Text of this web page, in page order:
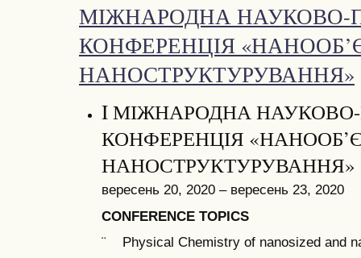
МІЖНАРОДНА НАУКОВО-
КОНФЕРЕНЦІЯ
НАНОСТРУКТУРУВАННЯ»
I МІЖНАРОДНА
КОНФЕРЕНЦІЯ
НАНОСТРУКТУРУВАННЯ»
вересень 20, 2020 – вересень 23, 2020
CONFERENCE TOPICS
¨ Physical Chemistry of nanosized and